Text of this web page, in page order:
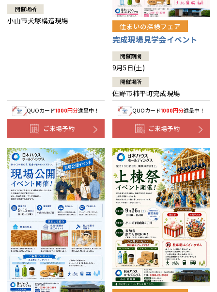
開催場所
小山市犬塚構造現場
QUOカード1000円分進呈中！
ご来場予約
住まいの探検フェア
完成現場見学会イベント
開催期間
9月5日(土)
開催場所
佐野市柿平町完成現場
QUOカード1000円分進呈中！
ご来場予約